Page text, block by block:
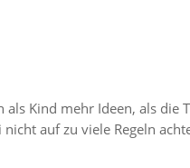
Kind mehr Ideen, als
auf zu viele Regeln